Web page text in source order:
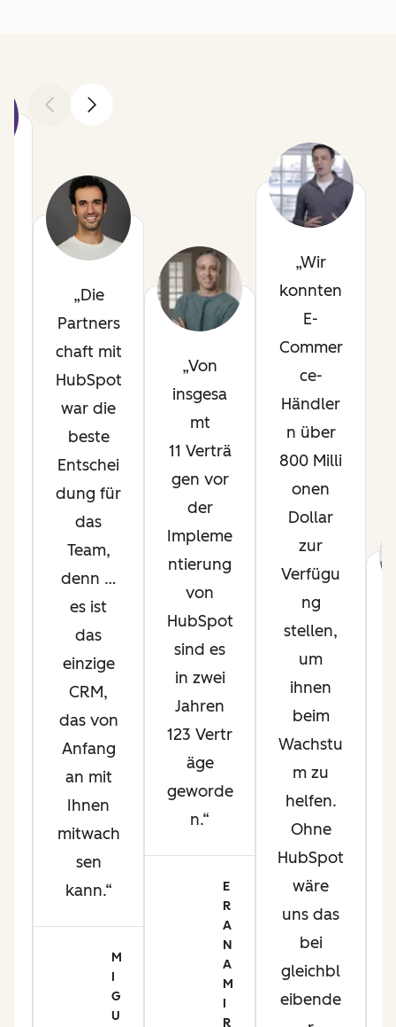
ZurückWeiter
Die
Partners
chaft mit
HubSpot
war die
beste
Entschei
dung für
das
Team,
denn …
es ist
das
einzige
CRM,
das von
Anfang
an mit
Ihnen
mitwach
sen
kann.
M
I
G
U
Von
insgesa
mt
11 Verträ
gen vor
der
Impleme
ntierung
von
HubSpot
sind es
in zwei
Jahren
123 Vertr
äge
geworde
n.
E
R
A
N
A
M
I
R
Wir
konnten
E-
Commer
ce-
Händler
n über
800 Milli
onen
Dollar
zur
Verfügu
ng
stellen,
um
ihnen
beim
Wachstu
m zu
helfen.
Ohne
HubSpot
wäre
uns das
bei
gleichbl
eibende